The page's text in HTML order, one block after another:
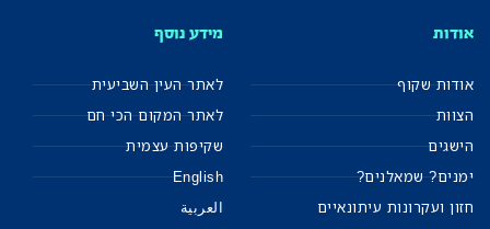
אודות
אודות שקוף
הצוות
הישגים
ימנים? שמאלנים?
חזון ועקרונות עיתונאיים
מידע נוסף
לאתר העין השביעית
לאתר המקום הכי חם
שקיפות עצמית
English
العربية